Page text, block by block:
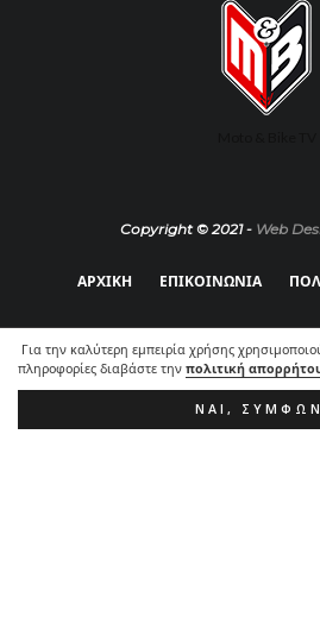
Για την καλύτερη εμπειρία χρήσης
πληροφορίες διαβάστε την πολιτική
ΝΑΙ,
Copyright © 2021 - Web
ΑΡΧΙΚΗ ΕΠΙΚΟΙΝΩΝΙΑ